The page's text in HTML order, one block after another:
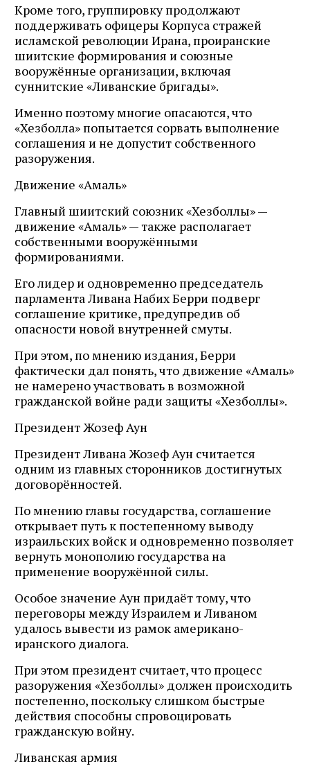
Кроме того, группировку продолжают
поддерживать офицеры Корпуса стражей
исламской революции Ирана, проиранские
шиитские формирования и союзные
вооружённые организации, включая
суннитские «Ливанские бригады».
Именно поэтому многие опасаются, что
«Хезболла» попытается сорвать выполнение
соглашения и не допустит собственного
разоружения.
Движение «Амаль»
Главный шиитский союзник «Хезболлы» —
движение «Амаль» — также располагает
собственными вооружёнными
формированиями.
Его лидер и одновременно председатель
парламента Ливана Набих Берри подверг
соглашение критике, предупредив об
опасности новой внутренней смуты.
При этом, по мнению издания, Берри
фактически дал понять, что движение «Амаль»
не намерено участвовать в возможной
гражданской войне ради защиты «Хезболлы».
Президент Жозеф Аун
Президент Ливана Жозеф Аун считается
одним из главных сторонников достигнутых
договорённостей.
По мнению главы государства, соглашение
открывает путь к постепенному выводу
израильских войск и одновременно позволяет
вернуть монополию государства на
применение вооружённой силы.
Особое значение Аун придаёт тому, что
переговоры между Израилем и Ливаном
удалось вывести из рамок американо-
иранского диалога.
При этом президент считает, что процесс
разоружения «Хезболлы» должен происходить
постепенно, поскольку слишком быстрые
действия способны спровоцировать
гражданскую войну.
Ливанская армия